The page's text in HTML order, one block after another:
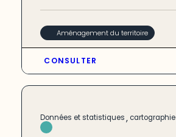
Aménagement du territoire
CONSULTER
Données et statistiques, cartographie